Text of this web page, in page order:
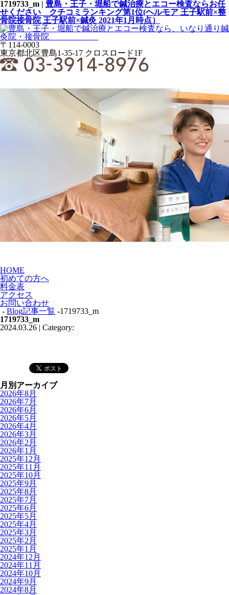
1719733_m | 豊島・王子・堀船で鍼治療とエコー検査ならお任
せください クチコミランキング第1位(ヘルモア 王子駅前×整
骨院接骨院 王子駅前×鍼灸 2021年1月時点）
〒114-0003
東京都北区豊島1-35-17 クロスロード1F
HOME
初めての方へ
料金表
アクセス
お問い合わせ
- Blog記事一覧 -1719733_m
1719733_m
2024.03.26 | Category:
月別アーカイブ
2026年8月
2026年7月
2026年6月
2026年5月
2026年4月
2026年3月
2026年2月
2026年1月
2025年12月
2025年11月
2025年10月
2025年9月
2025年8月
2025年7月
2025年6月
2025年5月
2025年4月
2025年3月
2025年2月
2025年1月
2024年12月
2024年11月
2024年10月
2024年9月
2024年8月